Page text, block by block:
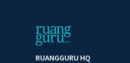
RUANGGURU HQ